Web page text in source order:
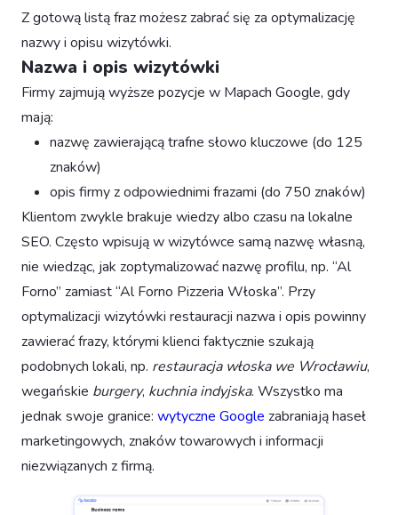
Z gotową listą fraz możesz zabrać się za optymalizację
nazwy i opisu wizytówki.
Nazwa i opis wizytówki
Firmy zajmują wyższe pozycje w Mapach Google, gdy
mają:
nazwę zawierającą trafne słowo kluczowe (do 125
znaków)
opis firmy z odpowiednimi frazami (do 750 znaków)
Klientom zwykle brakuje wiedzy albo czasu na lokalne
SEO. Często wpisują w wizytówce samą nazwę własną,
nie wiedząc, jak zoptymalizować nazwę profilu, np. “Al
Forno” zamiast “Al Forno Pizzeria Włoska”. Przy
optymalizacji wizytówki restauracji nazwa i opis powinny
zawierać frazy, którymi klienci faktycznie szukają
podobnych lokali, np. restauracja włoska we Wrocławiu,
wegańskie burgery, kuchnia indyjska. Wszystko ma
jednak swoje granice: wytyczne Google zabraniają haseł
marketingowych, znaków towarowych i informacji
niezwiązanych z firmą.